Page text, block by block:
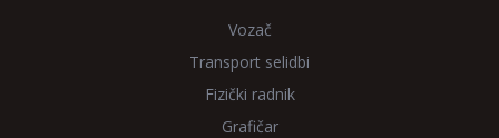
Vozač
Transport selidbi
Fizički radnik
Grafičar